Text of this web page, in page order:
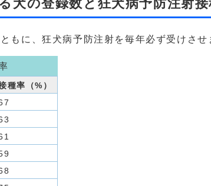
犬の登録数と狂犬病予防注射接
もに、狂犬病予防注射を毎年必ず受けさせ
種率（%）